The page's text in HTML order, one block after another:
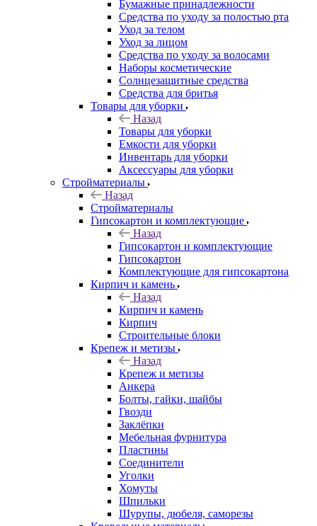
Бумажные принадлежности
Средства по уходу за полостью рта
Уход за телом
Уход за лицом
Средства по уходу за волосами
Наборы косметические
Солнцезащитные средства
Средства для бритья
Товары для уборки
Назад
Товары для уборки
Емкости для уборки
Инвентарь для уборки
Аксессуары для уборки
Стройматериалы
Назад
Стройматериалы
Гипсокартон и комплектующие
Назад
Гипсокартон и комплектующие
Гипсокартон
Комплектующие для гипсокартона
Кирпич и камень
Назад
Кирпич и камень
Кирпич
Строительные блоки
Крепеж и метизы
Назад
Крепеж и метизы
Анкера
Болты, гайки, шайбы
Гвозди
Заклёпки
Мебельная фурнитура
Пластины
Соединители
Уголки
Хомуты
Шпильки
Шурупы, дюбеля, саморезы